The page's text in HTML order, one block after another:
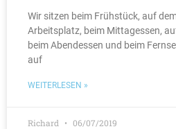
Wir sitzen beim Frühstück, auf
Arbeitsplatz, beim Mittagessen,
beim Abendessen und beim
auf
WEITERLESEN »
Richard 06/07/2019